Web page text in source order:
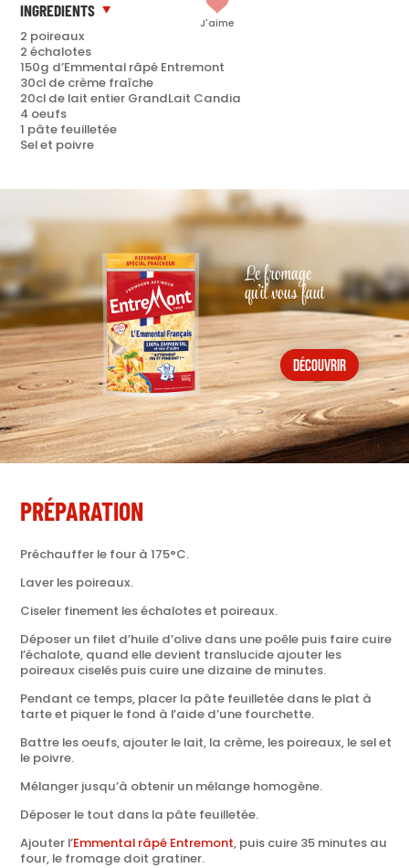
J'aime
INGREDIENTS
2 poireaux
2 échalotes
150g d’Emmental râpé Entremont
30cl de crème fraîche
20cl de lait entier GrandLait Candia
4 oeufs
1 pâte feuilletée
Sel et poivre
Le fromage
qu'il vous faut
découvrir
PRÉPARATION
Préchauffer le four à 175°C.
Laver les poireaux.
Ciseler finement les échalotes et poireaux.
Déposer un filet d’huile d’olive dans une poêle puis faire cuire
l’échalote, quand elle devient translucide ajouter les
poireaux ciselés puis cuire une dizaine de minutes.
Pendant ce temps, placer la pâte feuilletée dans le plat à
tarte et piquer le fond à l’aide d’une fourchette.
Battre les oeufs, ajouter le lait, la crème, les poireaux, le sel et
le poivre.
Mélanger jusqu’à obtenir un mélange homogène.
Déposer le tout dans la pâte feuilletée.
Ajouter l’Emmental râpé Entremont, puis cuire 35 minutes au
four, le fromage doit gratiner.